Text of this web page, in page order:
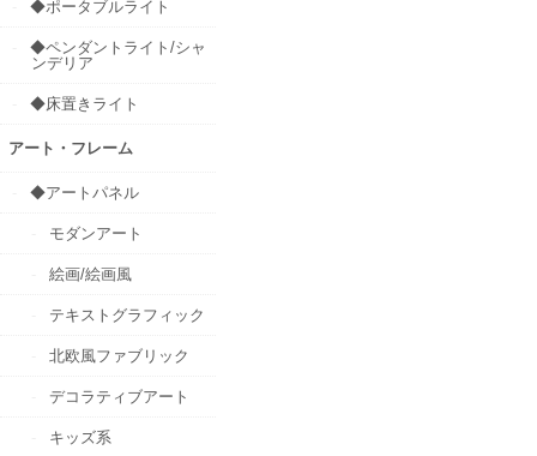
◆ポータブルライト
◆ペンダントライト/シャ
ンデリア
◆床置きライト
アート・フレーム
◆アートパネル
モダンアート
絵画/絵画風
テキストグラフィック
北欧風ファブリック
デコラティブアート
キッズ系